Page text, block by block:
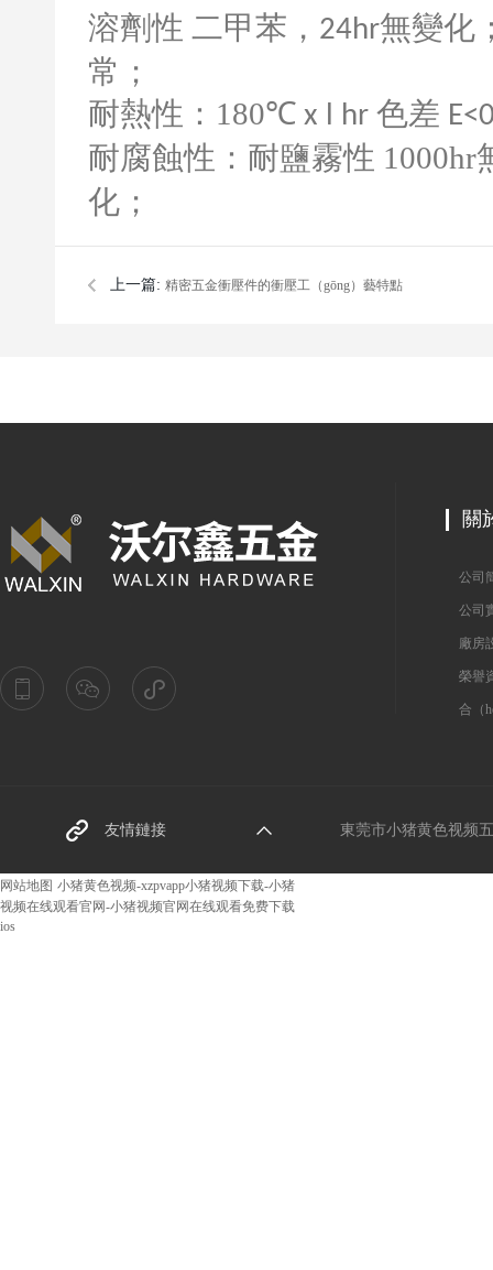
溶劑性 二甲苯， 24hr無變化
常；
耐熱性： 180℃ x l hr 色差
耐腐蝕性：耐鹽霧性 1000hr
化；
上一篇: 精密五金衝壓件的衝壓工（gōng）藝特點
關
公司
公司
廠房
榮譽
合（
友情鏈接
東莞（wǎn）螺（luó）絲
阿裏巴巴網址
東莞市小猪黄色视频
网站地图 小猪黄色视频-xzpvapp小猪视频下载-小猪
视频在线观看官网-小猪视频官网在线观看免费下载
ios